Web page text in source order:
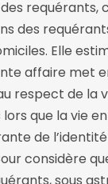
requérants,
des
Elle
affaire met
respect de la
lors que la vie
de
considère